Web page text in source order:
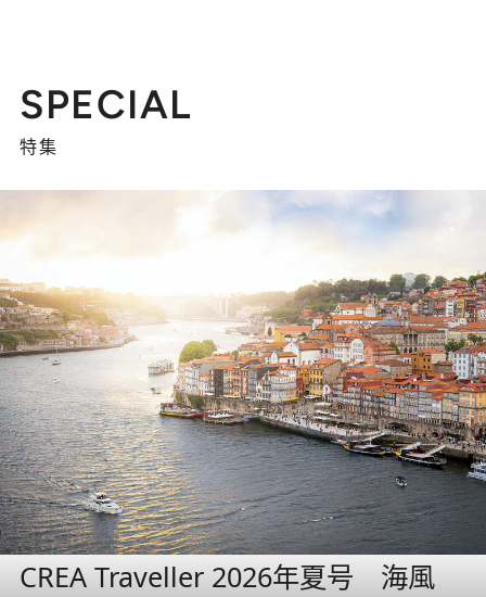
SPECIAL
特集
CREA Traveller 2026年夏号 海風